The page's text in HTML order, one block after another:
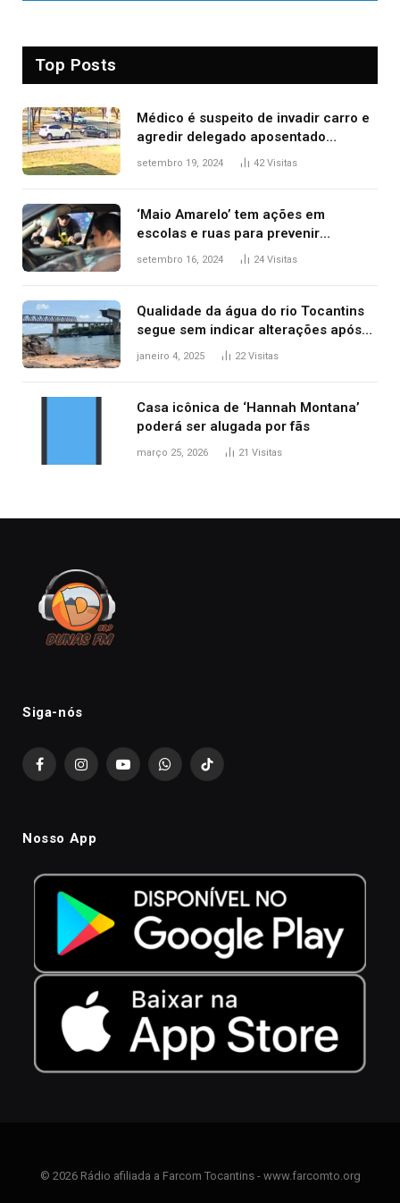
Top Posts
Médico é suspeito de invadir carro e
agredir delegado aposentado
durante confusão no trânsito
setembro 19, 2024 42Visitas
‘Maio Amarelo’ tem ações em
escolas e ruas para prevenir
acidentes no trânsito no AP
setembro 16, 2024 24 Visitas
Qualidade da água do rio Tocantins
segue sem indicar alterações após
desabamento da ponte entre MA e
janeiro 4, 2025 22Visitas
Casa icônica de ‘Hannah Montana’
poderá ser alugada por fãs
março 25, 2026 21 Visitas
Siga-nós
FacebookInstagramYouTubeWhatsAppTikTok
Nosso App
© 2026 Rádio afiliada a Farcom Tocantins - www.farcomto.org